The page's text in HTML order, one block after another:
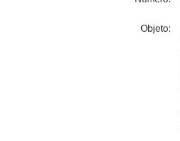
Objeto: